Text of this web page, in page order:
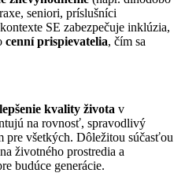
seniori, príslušníci
SE zabezpečuje inklúzia,
cenní prispievatelia, čím sa
kvality života v
na rovnosť, spravodlivý
pre všetkých. Dôležitou súčasťou
životného prostredia a
budúce generácie.